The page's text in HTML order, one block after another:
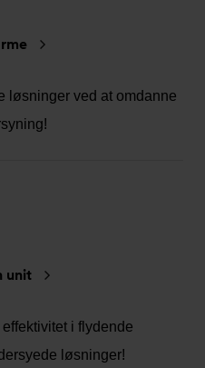
løsninger ved at omdanne
unit
i flydende
løsninger!